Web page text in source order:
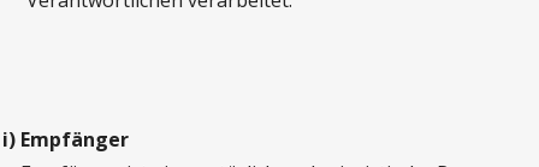
i) Empfänger